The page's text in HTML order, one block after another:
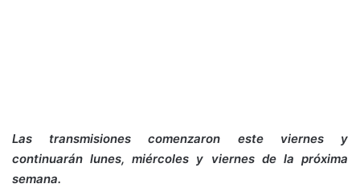
Las transmisiones comenzaron este viernes y
continuarán lunes, miércoles y viernes de la próxima
semana.